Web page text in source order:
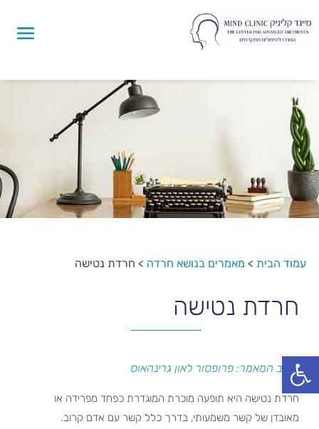
פתח סרגל נגישות
עמוד הבית > מאמרים בנושא חרדה > חרדת נטישה
חרדת נטישה
כותב המאמר: פרופסור לאון גרינהאוס
חרדת נטישה היא תופעה מוכרת המוגדרת כפחד מפרידה או
מאובדן של קשר משמעותי, בדרך כלל קשר עם אדם קרוב.